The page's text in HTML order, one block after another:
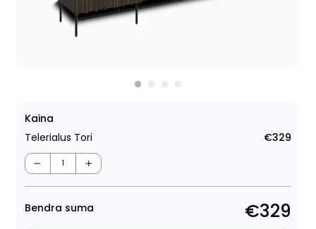
Kaina
Telerialus Tori
€329
− +
Bendra suma €329